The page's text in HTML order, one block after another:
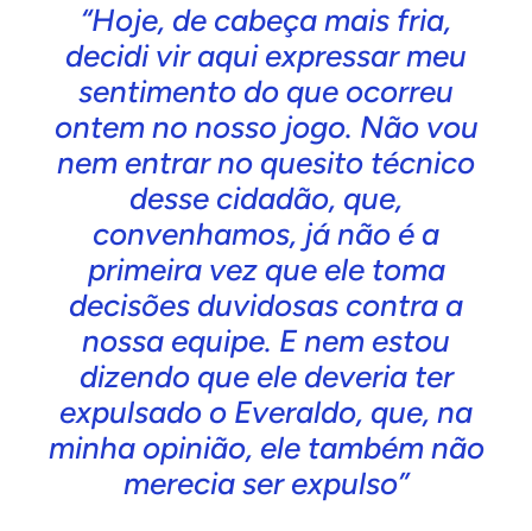
“Hoje, de cabeça mais fria,
decidi vir aqui expressar meu
sentimento do que ocorreu
ontem no nosso jogo. Não vou
nem entrar no quesito técnico
desse cidadão, que,
convenhamos, já não é a
primeira vez que ele toma
decisões duvidosas contra a
nossa equipe. E nem estou
dizendo que ele deveria ter
expulsado o Everaldo, que, na
minha opinião, ele também não
merecia ser expulso”